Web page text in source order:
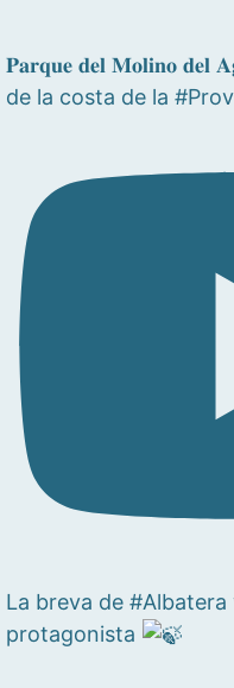
𝐏𝐚𝐫𝐪𝐮𝐞 𝐝𝐞𝐥 𝐌𝐨𝐥𝐢𝐧𝐨
de la costa de la
La breva de
protagonista